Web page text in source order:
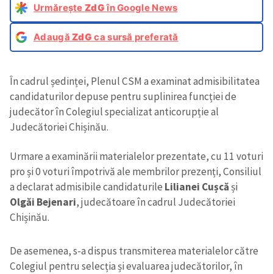
Urmărește ZdGîn Google News
AdaugăZdG ca sursă preferată
În cadrul ședinței, Plenul CSM a examinat admisibilitatea
candidaturilor depuse pentru suplinirea funcției de
judecător în Colegiul specializat anticorupție al
Judecătoriei Chișinău.
Urmare a examinării materialelor prezentate, cu 11 voturi
pro și 0 voturi împotrivă ale membrilor prezenți, Consiliul
a declarat admisibile candidaturile Lilianei Cușcăși
Olgăi Bejenari, judecătoare în cadrul Judecătoriei
Chișinău.
De asemenea, s-a dispus transmiterea materialelor către
Colegiul pentru selecția și evaluarea judecătorilor, în